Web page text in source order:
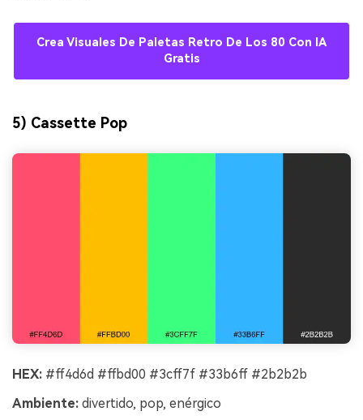
Crea Visuales De Paletas Retro De Los 80 Con IA
Gratis
5) Cassette Pop
HEX: #ff4d6d #ffbd00 #3cff7f #33b6ff #2b2b2b
Ambiente: divertido, pop, enérgico